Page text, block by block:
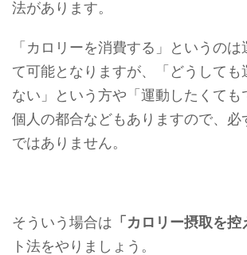
法があります。
「カロリーを消費する」というの
て可能となりますが、「どうしても
ない」という方や「運動したくても
個人の都合などもありますので、必
ではありません。
そういう場合は 「カロリー摂取を控
ト法をやりましょう。